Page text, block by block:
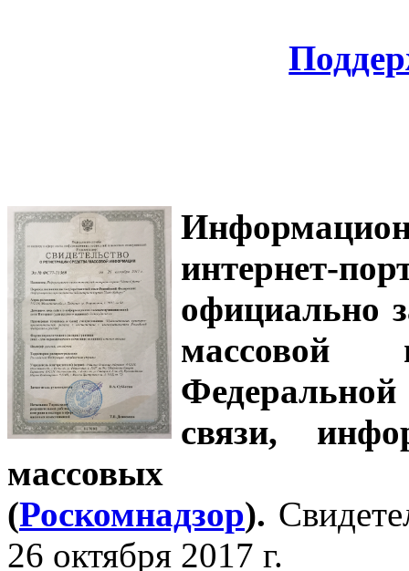
интернет-
официально
связи,
массовых
(Роскомнадзор).
26 октября 2017 г.